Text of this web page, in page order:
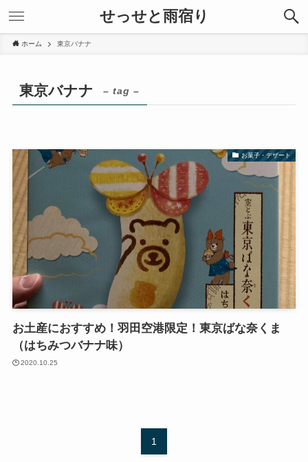
せっせと雨宿り
ホーム 東京バナナ
東京バナナ – tag –
お菓子・デザート
お土産におすすめ！羽田空港限定！東京ばな奈くま
（はちみつバナナ味）
2020.10.25
1